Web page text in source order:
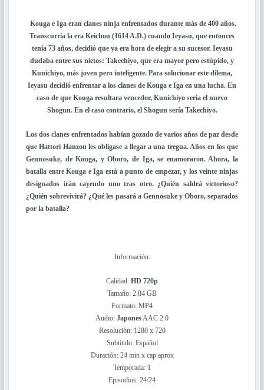
Kouga e Iga eran clanes ninja enfrentados durante más de 400 años.
Transcurría la era Keichou (1614 A.D.) cuando Ieyasu, que entonces
tenía 73 años, decidió que ya era hora de elegir a su sucesor. Ieyasu
dudaba entre sus nietos: Takechiyo, que era mayor pero estúpido, y
Kunichiyo, más joven pero inteligente. Para solucionar este dilema,
Ieyasu decidió enfrentar a los clanes de Kouga e Iga en una lucha. En
caso de que Kouga resultara vencedor, Kunichiyo sería el nuevo
Shogun. En el caso contrario, el Shogun sería Takechiyo.
Los dos clanes enfrentados habían gozado de varios años de paz desde
que Hattori Hanzou les obligase a llegar a una tregua. Años en los que
Gennosuke, de Kouga, y Oboro, de Iga, se enamoraron. Ahora, la
batalla entre Kouga e Iga está a punto de empezar, y los veinte ninjas
designados irán cayendo uno tras otro. ¿Quién saldrá victorioso?
¿Quién sobrevivirá? ¿Qué les pasará a Gennosuke y Oboro, separados
por la batalla?
Información:
Calidad: HD 720p
Tamaño: 2.84 GB
Formato: MP4
Audio: Japones AAC 2.0
Resolución: 1280 x 720
Subtitulo: Español
Duración: 24 min x cap aprox
Temporada: 1
Episodios: 24/24